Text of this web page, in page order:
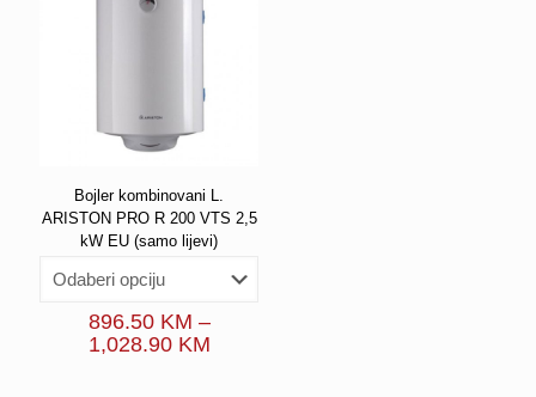
Bojler kombinovani L.
ARISTON PRO R 200 VTS 2,5
kW EU (samo lijevi)
896.50 KM –
1,028.90 KMPrice